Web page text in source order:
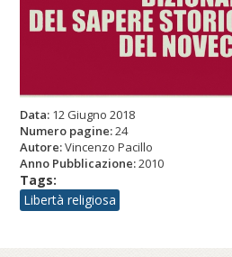
Data: 12 Giugno 2018
Numero pagine:24
Autore:Vincenzo Pacillo
Anno Pubblicazione:2010
Tags:
Libertà religiosa